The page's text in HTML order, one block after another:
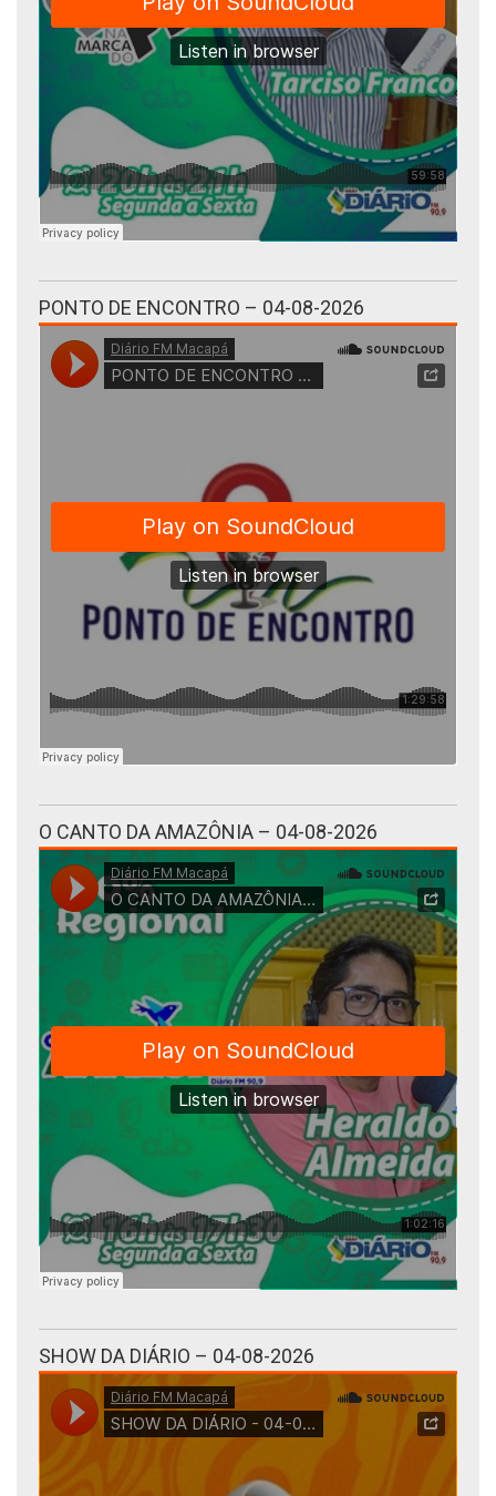
PONTO DE ENCONTRO – 04-08-2026
O CANTO DA AMAZÔNIA – 04-08-2026
SHOW DA DIÁRIO – 04-08-2026